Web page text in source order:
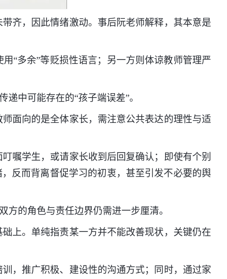
齐，因此情绪激动。事后阮老师解释，其本意是
“多余”等贬损性语言；另一方则体谅教师管理严
中可能存在的“孩子端误差”。
面向的是全体家长，需注意公共表达的理性与适
学生，或请家长收到后回复确认；即使有个别
反而背离督促学习的初衷，甚至引发不必要的舆
的角色与责任边界仍需进一步厘清。
上。单纯指责某一方并不能改善现状，关键仍在
，推广积极、建设性的沟通方式；同时，通过家